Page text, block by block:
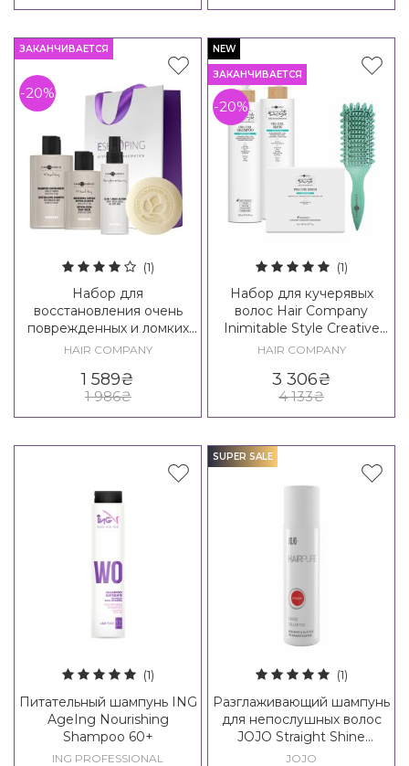
ЗАКАНЧИВАЕТСЯ
-20%
(1)
Набор для
восстановления очень
поврежденных и ломких
волос Hair Company Crono
Vitality Madame Kit 60+
HAIR COMPANY
1 589₴
1 986₴
NEW
ЗАКАНЧИВАЕТСЯ
-20%
(1)
Набор для кучерявых
волос Hair Company
Inimitable Style Creative
Inspiration Twist N'Curl Pro-
HAIR COMPANY
3 306₴
4 133₴
(1)
Питательный шампунь ING
AgeIng Nourishing
Shampoo 60+
ING PROFESSIONAL
SUPER SALE
(1)
Разглаживающий шампунь
для непослушных волос
JOJO Straight Shine
Shampoo
JOJO